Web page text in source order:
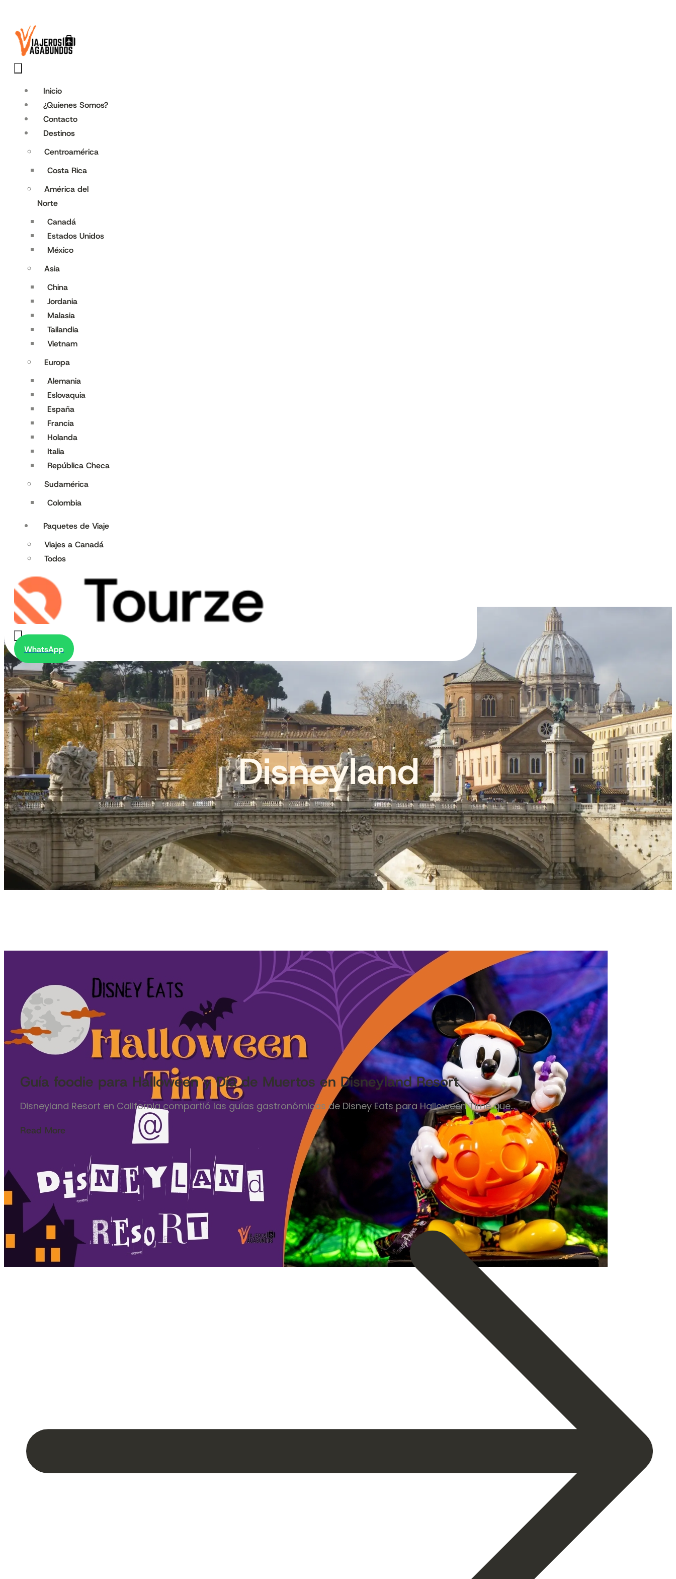
Inicio
¿Quienes Somos?
Contacto
Destinos
Centroamérica
Costa Rica
América del
Norte
Canadá
Estados Unidos
México
Asia
China
Jordania
Malasia
Tailandia
Vietnam
Europa
Alemania
Eslovaquia
España
Francia
Holanda
Italia
República Checa
Sudamérica
Colombia
Paquetes de Viaje
Viajes a Canadá
Todos
WhatsApp
Disneyland
Guía foodie para Halloween y Día de Muertos en Disneyland Resort
Disneyland Resort en California compartió las guías gastronómicas de Disney Eats para Halloween Time que…
Read More